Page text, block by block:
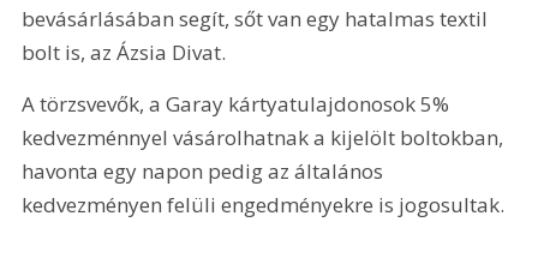
bevásárlásában segít, sőt van egy hatalmas textil
bolt is, az Ázsia Divat.
A törzsvevők, a Garay kártyatulajdonosok 5%
kedvezménnyel vásárolhatnak a kijelölt boltokban,
havonta egy napon pedig az általános
kedvezményen felüli engedményekre is jogosultak.